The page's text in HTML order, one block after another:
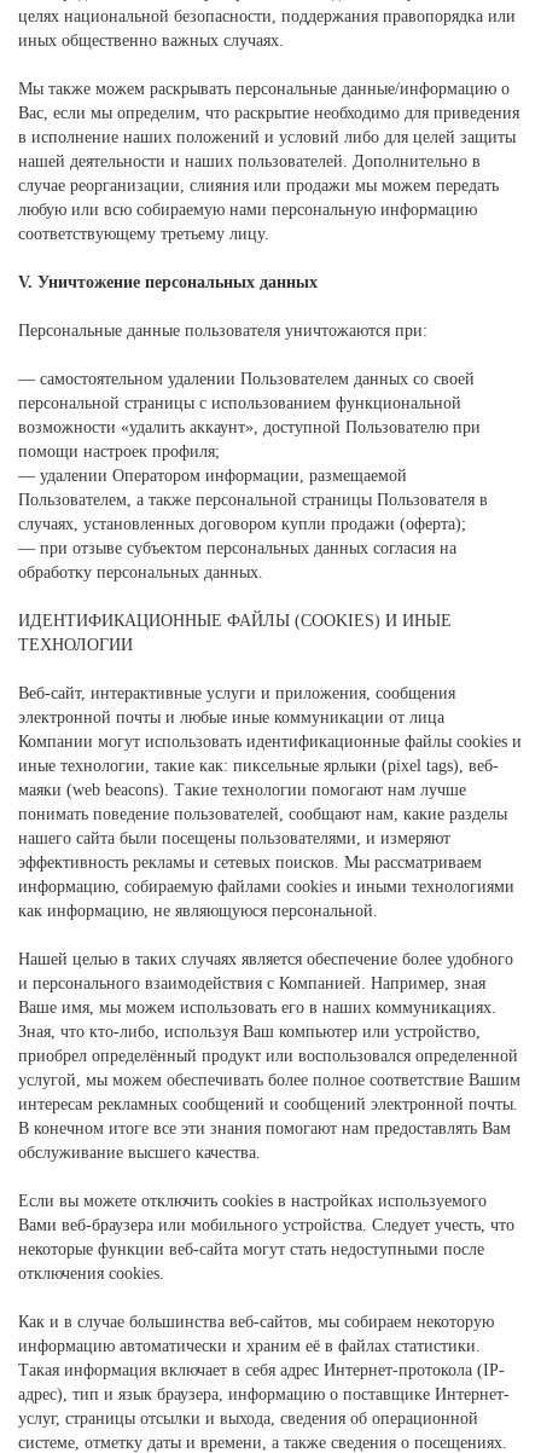
целях национальной безопасности, поддержания правопорядка или
иных общественно важных случаях.
Мы также можем раскрывать персональные данные/информацию о
Вас, если мы определим, что раскрытие необходимо для приведения
в исполнение наших положений и условий либо для целей защиты
нашей деятельности и наших пользователей. Дополнительно в
случае реорганизации, слияния или продажи мы можем передать
любую или всю собираемую нами персональную информацию
соответствующему третьему лицу.
V. Уничтожение персональных данных
Персональные данные пользователя уничтожаются при:
— самостоятельном удалении Пользователем данных со своей
персональной страницы с использованием функциональной
возможности «удалить аккаунт», доступной Пользователю при
помощи настроек профиля;
— удалении Оператором информации, размещаемой
Пользователем, а также персональной страницы Пользователя в
случаях, установленных договором купли продажи (оферта);
— при отзыве субъектом персональных данных согласия на
обработку персональных данных.
ИДЕНТИФИКАЦИОННЫЕ ФАЙЛЫ (СOOKIES) И ИНЫЕ
ТЕХНОЛОГИИ
Веб-сайт, интерактивные услуги и приложения, сообщения
электронной почты и любые иные коммуникации от лица
Компании могут использовать идентификационные файлы cookies и
иные технологии, такие как: пиксельные ярлыки (pixel tags), веб-
маяки (web beacons). Такие технологии помогают нам лучше
понимать поведение пользователей, сообщают нам, какие разделы
нашего сайта были посещены пользователями, и измеряют
эффективность рекламы и сетевых поисков. Мы рассматриваем
информацию, собираемую файлами cookies и иными технологиями
как информацию, не являющуюся персональной.
Нашей целью в таких случаях является обеспечение более удобного
и персонального взаимодействия с Компанией. Например, зная
Ваше имя, мы можем использовать его в наших коммуникациях.
Зная, что кто-либо, используя Ваш компьютер или устройство,
приобрел определённый продукт или воспользовался определенной
услугой, мы можем обеспечивать более полное соответствие Вашим
интересам рекламных сообщений и сообщений электронной почты.
В конечном итоге все эти знания помогают нам предоставлять Вам
обслуживание высшего качества.
Если вы можете отключить cookies в настройках используемого
Вами веб-браузера или мобильного устройства. Следует учесть, что
некоторые функции веб-сайта могут стать недоступными после
отключения cookies.
Как и в случае большинства веб-сайтов, мы собираем некоторую
информацию автоматически и храним её в файлах статистики.
Такая информация включает в себя адрес Интернет-протокола (IP-
адрес), тип и язык браузера, информацию о поставщике Интернет-
услуг, страницы отсылки и выхода, сведения об операционной
системе, отметку даты и времени, а также сведения о посещениях.